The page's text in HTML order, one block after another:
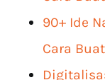
90+ Ide
Cara